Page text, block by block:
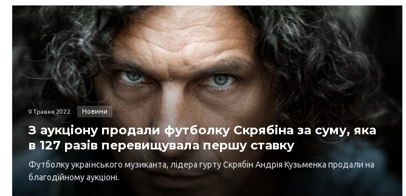
9 Травня 2022 Новини
З аукціону продали футболку Скрябіна за суму, яка
в 127 разів перевищувала першу ставку
Футболку українського музиканта, лідера гурту Скрябін Андрія Кузьменка продали на
благодійному аукціоні.